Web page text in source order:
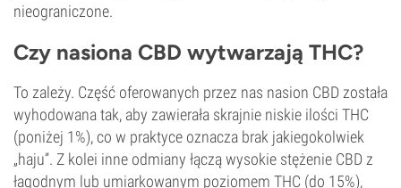
nieograniczone.
Czy nasiona CBD wytwarzają THC?
To zależy. Część oferowanych przez nas nasion CBD została
wyhodowana tak, aby zawierała skrajnie niskie ilości THC
(poniżej 1%), co w praktyce oznacza brak jakiegokolwiek
„haju”. Z kolei inne odmiany łączą wysokie stężenie CBD z
łagodnym lub umiarkowanym poziomem THC (do 15%),